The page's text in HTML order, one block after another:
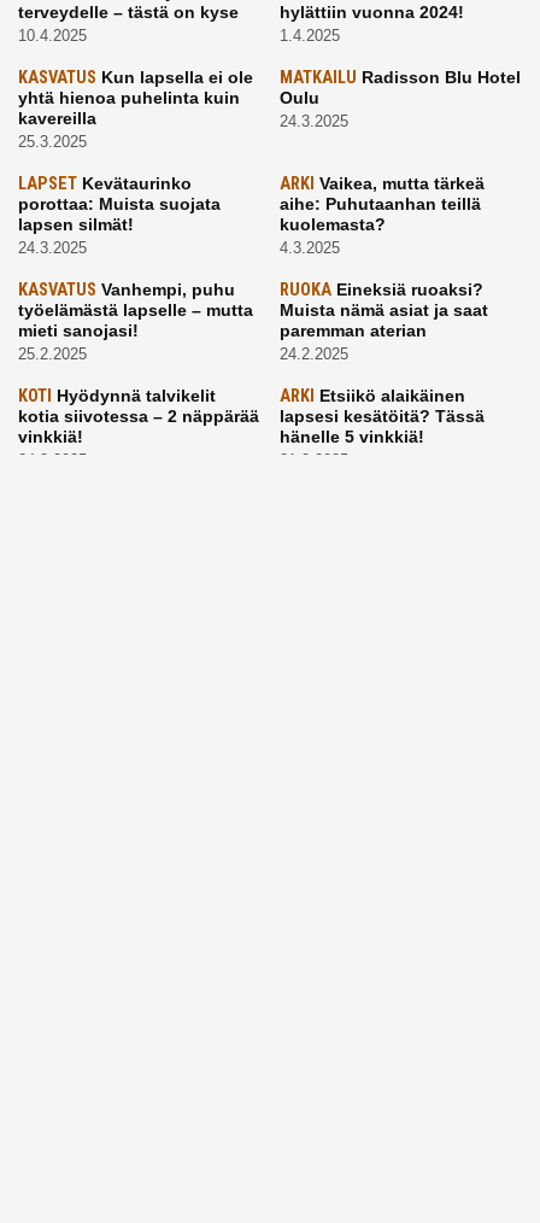
terveydelle – tästä on kyse
10.4.2025
hylättiin vuonna 2024!
1.4.2025
KASVATUS Kun lapsella ei ole
yhtä hienoa puhelinta kuin
kavereilla
25.3.2025
MATKAILU Radisson Blu Hotel
Oulu
24.3.2025
LAPSET Kevätaurinko
porottaa: Muista suojata
lapsen silmät!
24.3.2025
ARKI Vaikea, mutta tärkeä
aihe: Puhutaanhan teillä
kuolemasta?
4.3.2025
KASVATUS Vanhempi, puhu
työelämästä lapselle – mutta
mieti sanojasi!
25.2.2025
RUOKAEineksiä ruoaksi?
Muista nämä asiat ja saat
paremman aterian
24.2.2025
KOTI Hyödynnä talvikelit
kotia siivotessa – 2 näppärää
vinkkiä!
24.2.2025
ARKI Etsiikö alaikäinen
lapsesi kesätöitä? Tässä
hänelle 5 vinkkiä!
21.2.2025